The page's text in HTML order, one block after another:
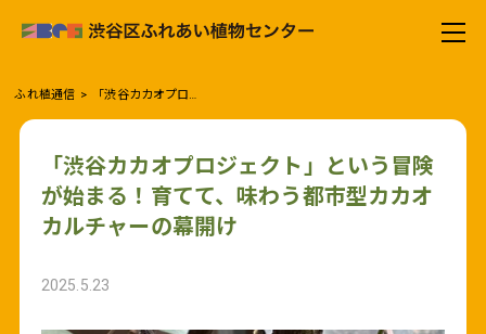
ふれ植通信 「渋谷カカオプロジェクト」という冒険が始まる！育てて、味わう都市型カカオカルチャーの幕開け
「渋谷カカオプロジェクト」という冒険
が始まる！育てて、味わう都市型カカオ
カルチャーの幕開け
2025.5.23